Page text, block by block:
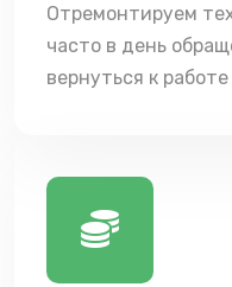
Отремонтируем
часто в день
вернуться к